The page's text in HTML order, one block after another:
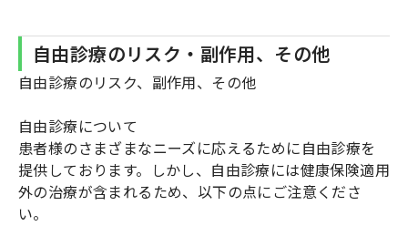
自由診療のリスク・副作用、その他
自由診療のリスク、副作用、その他
自由診療について
患者様のさまざまなニーズに応えるために自由診療を
提供しております。しかし、自由診療には健康保険適用
外の治療が含まれるため、以下の点にご注意くださ
い。